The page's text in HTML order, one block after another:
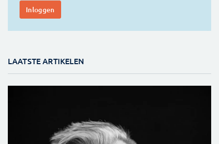
LAATSTE ARTIKELEN